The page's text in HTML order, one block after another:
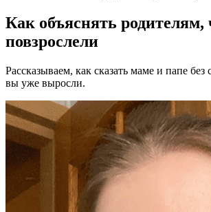
Как объяснять
повзрослели
Рассказываем, как сказать маме и папе без
вы уже выросли.